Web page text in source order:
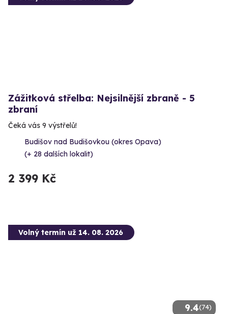
Zážitková střelba: Nejsilnější zbraně - 5
zbraní
Čeká vás 9 výstřelů!
Budišov nad Budišovkou (okres Opava)
(+ 28 dalších lokalit)
2 399 Kč
9.4(74)
Volný termín už 14. 08. 2026